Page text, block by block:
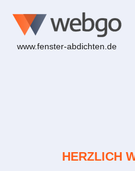
www.fenster-abdichten.de
HERZLICH